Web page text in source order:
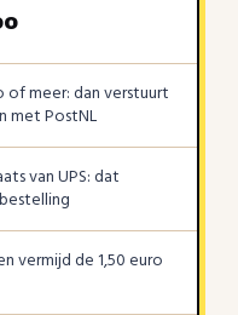
of meer: dan verstuurt
met PostNL
van UPS: dat
vermijd de 1,50 euro